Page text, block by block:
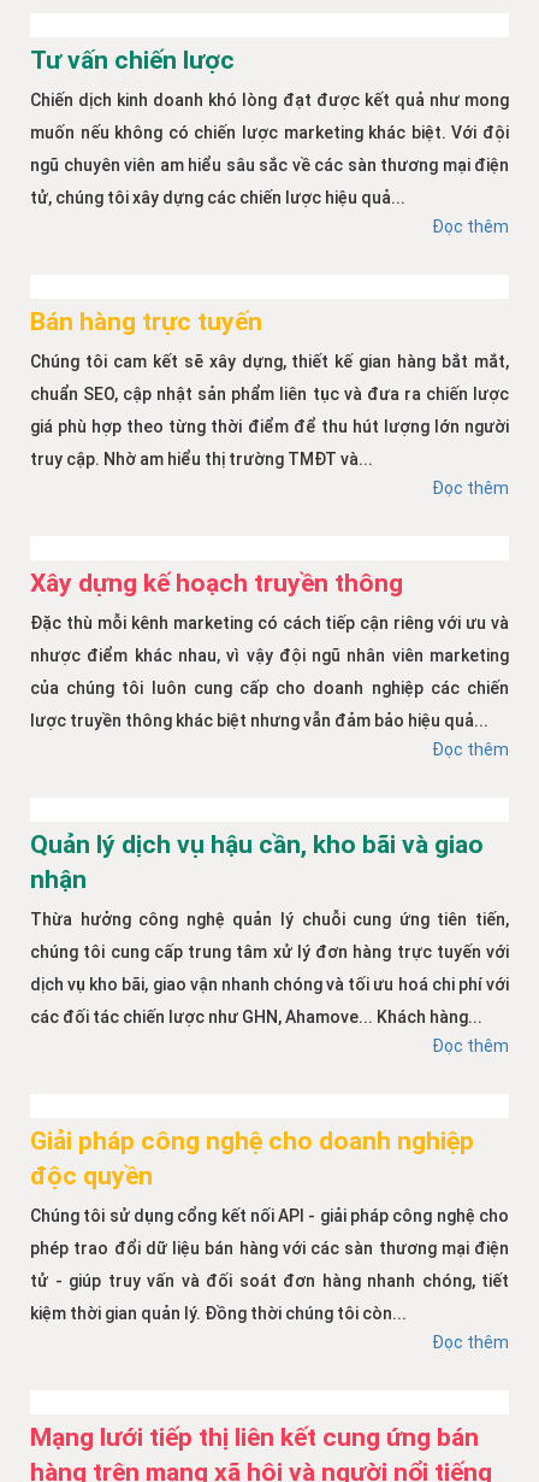
Tư vấn chiến lược
Chiến dịch kinh doanh khó lòng đạt được kết quả như mong
muốn nếu không có chiến lược marketing khác biệt. Với đội
ngũ chuyên viên am hiểu sâu sắc về các sàn thương mại điện
tử, chúng tôi xây dựng các chiến lược hiệu quả...
Đọc thêm
Bán hàng trực tuyến
Chúng tôi cam kết sẽ xây dựng, thiết kế gian hàng bắt mắt,
chuẩn SEO, cập nhật sản phẩm liên tục và đưa ra chiến lược
giá phù hợp theo từng thời điểm để thu hút lượng lớn người
truy cập. Nhờ am hiểu thị trường TMĐT và...
Đọc thêm
Xây dựng kế hoạch truyền thông
Đặc thù mỗi kênh marketing có cách tiếp cận riêng với ưu và
nhược điểm khác nhau, vì vậy đội ngũ nhân viên marketing
của chúng tôi luôn cung cấp cho doanh nghiệp các chiến
lược truyền thông khác biệt nhưng vẫn đảm bảo hiệu quả...
Đọc thêm
Quản lý dịch vụ hậu cần, kho bãi và giao
nhận
Thừa hưởng công nghệ quản lý chuỗi cung ứng tiên tiến,
chúng tôi cung cấp trung tâm xử lý đơn hàng trực tuyến với
dịch vụ kho bãi, giao vận nhanh chóng và tối ưu hoá chi phí với
các đối tác chiến lược như GHN, Ahamove... Khách hàng...
Đọc thêm
Giải pháp công nghệ cho doanh nghiệp
độc quyền
Chúng tôi sử dụng cổng kết nối API - giải pháp công nghệ cho
phép trao đổi dữ liệu bán hàng với các sàn thương mại điện
tử - giúp truy vấn và đối soát đơn hàng nhanh chóng, tiết
kiệm thời gian quản lý. Đồng thời chúng tôi còn...
Đọc thêm
Mạng lưới tiếp thị liên kết cung ứng bán
hàng trên mạng xã hội và người nổi tiếng